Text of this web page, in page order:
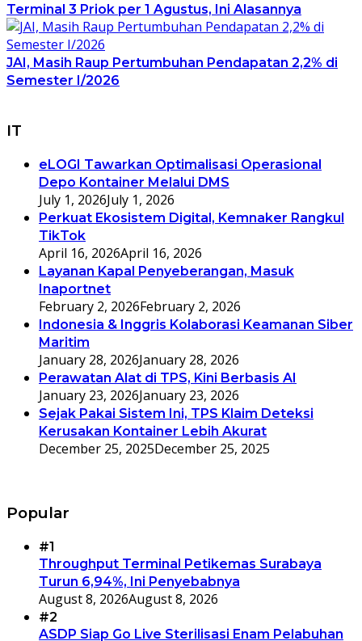
Terminal 3 Priok per 1 Agustus, Ini Alasannya
JAI, Masih Raup Pertumbuhan Pendapatan 2,2% di
Semester I/2026
IT
eLOGI Tawarkan Optimalisasi Operasional
Depo Kontainer Melalui DMS
July 1, 2026July 1, 2026
Perkuat Ekosistem Digital, Kemnaker Rangkul
TikTok
April 16, 2026April 16, 2026
Layanan Kapal Penyeberangan, Masuk
Inaportnet
February 2, 2026February 2, 2026
Indonesia & Inggris Kolaborasi Keamanan Siber
Maritim
January 28, 2026January 28, 2026
Perawatan Alat di TPS, Kini Berbasis AI
January 23, 2026January 23, 2026
Sejak Pakai Sistem Ini, TPS Klaim Deteksi
Kerusakan Kontainer Lebih Akurat
December 25, 2025December 25, 2025
Popular
#1
Throughput Terminal Petikemas Surabaya
Turun 6,94%, Ini Penyebabnya
August 8, 2026August 8, 2026
#2
ASDP Siap Go Live Sterilisasi Enam Pelabuhan